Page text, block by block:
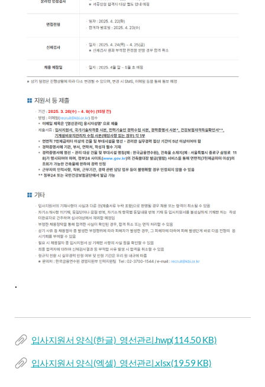
.
입사지원서 양식(한글)_영선관리.hwp(114.50 KB)
입사지원서 양식(엑셀)_영선관리.xlsx(19.59 KB)